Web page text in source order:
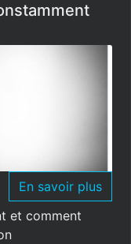
En savoir plus
et comment